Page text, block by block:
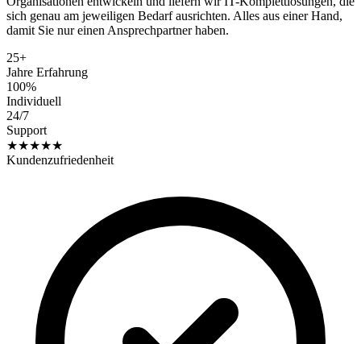
sich genau am jeweiligen Bedarf ausrichten. Alles aus einer Hand,
damit Sie nur einen Ansprechpartner haben.
25+
Jahre Erfahrung
100%
Individuell
24/7
Support
★★★★★
Kundenzufriedenheit